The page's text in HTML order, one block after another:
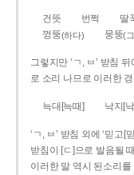
건뜻 번쩍 딸
껑뚱(하다) 뭉뚱(
그렇지만 ‘ㄱ, ㅂ’ 받침
로 소리 나므로 이러한
늑대[늑때] 낙지[
‘ㄱ, ㅂ’ 받침 외에 ‘믿고[
받침이 [ㄷ]으로 발음될
이러한 말 역시 된소리